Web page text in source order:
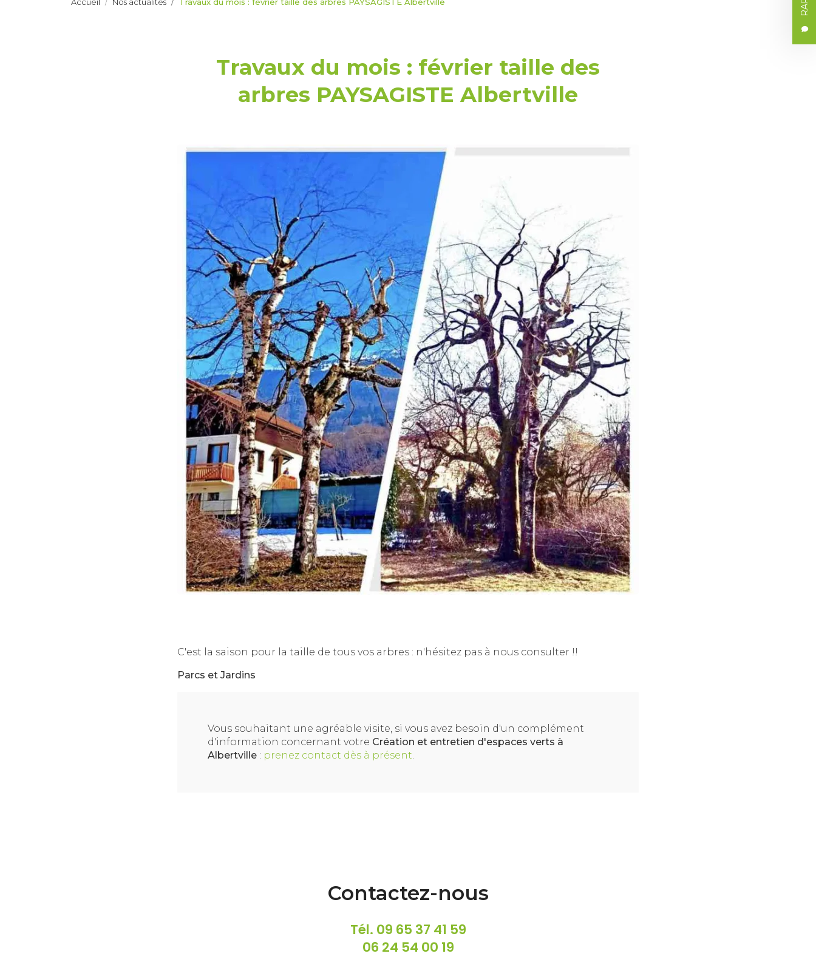
Travaux du mois : février taille des
arbres PAYSAGISTE Albertville
C'est la saison pour la taille de tous vos arbres : n'hésitez pas à nous consulter !!
Parcs et Jardins
Vous souhaitant une agréable visite, si vous avez besoin d'un complément
d'information concernant votre Création et entretien d'espaces verts à
Albertville : prenez contact dès à présent.
Contactez-nous
Tél. 09 65 37 41 59
06 24 54 00 19